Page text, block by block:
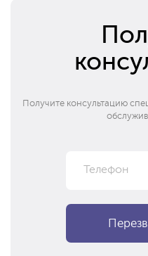
Получите консультацию